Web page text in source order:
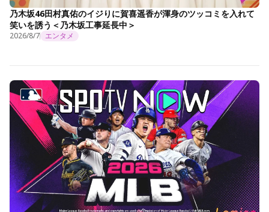
乃木坂46田村真佑のイジりに賀喜遥香が渾身のツッコミを入れて
笑いを誘う＜乃木坂工事延長中＞
2026/8/7 エンタメ